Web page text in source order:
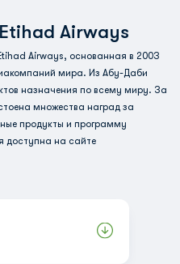
Airways
Airways, основанная в 2003
мира. Из Абу-Даби
назначения по всему миру. За
множества наград за
продукты и программу
доступна на сайте